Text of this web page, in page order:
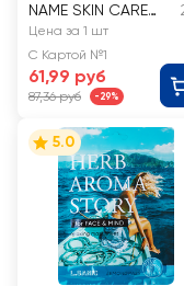
NAME SKIN CARE
Арбутин
Цена за 1 шт
С Картой №1
61,99 руб
87,36 руб -29%
5.0